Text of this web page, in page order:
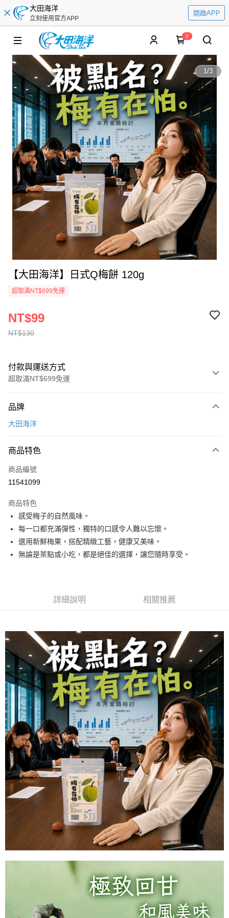
大田海洋
立刻使用官方APP
開啟APP
0
1/3
【大田海洋】日式Q梅餅 120g
超取滿NT$699免運
NT$130
NT$99
付款與運送方式
超取滿NT$699免運
信用卡一次付款
LINE Pay
Apple Pay
悠遊付
全盈+PAY
AFTEE先享後付
相關說明
１．簡單：不需註冊會員、不需綁卡、不需儲值。
【「AFTEE先享後付」結帳流程】
１．於結帳方式選擇「AFTEE先享後付」後，將跳轉至「AFTEE先享後付」
結帳頁面，進行簡訊認證並確認金額後，即可完成結帳。
２．訂單成立數日內，您將收到繳費通知簡訊。
３．收到繳費通知簡訊後14天內，點擊此簡訊中的連結，可透過四大超商／
ATM／網路銀行／等多元方式進行付款，方視為交易完成。
※ 請注意：結帳手續完成當下不需立刻繳費，但若您需要取消訂單，請聯絡
購買商品的店家。未經商家同意取消之訂單仍視為有效，需透過AFTEE先享
後付繳納相關費用。
※ 交易是否成功請以「AFTEE先享後付 」之結帳頁面顯示為準，若有關於
是否繳費成功／繳費後需取消欲退款等相關疑問，請聯繫「AFTEE先享後付
客戶支援中心」https://netprotections.freshdesk.com/support/home
【注意事項】
１．透過由恩沛科技股份有限公司提供之「AFTEE先享後付」服務完成之交
易，需依本服務之必要範圍內提供個人資料，並將交易相關給付款項請求債
權轉讓予恩沛科技股份有限公司。
２．關於個人資料處理事宜，請瀏覽以下網址：
https://aftee.tw/terms/#terms3
３．未成年的使用者請事先徵得法定代理人或監護人之同意方可使用
「AFTEE先享後付」，若未經同意申辦者引起之損失，本公司不負相關責
４．使用「AFTEE先享後付」時，將依據個別帳號之用戶狀況，依本公司即
時審查核予不同之上限額度；若仍有額度不足之情形，本公司將視審查結果
５．嚴禁一人註冊多個帳號或使用他人資訊註冊。若發現惡意使用之情形，
恩沛科技股份有限公司將有權停止該用戶之使用額度並採取法律行動。
每筆NT$60，滿NT$699(含以上)免運費
付款後全家取貨
每筆NT$60，滿NT$699(含以上)免運費
7-11取貨付款
每筆NT$60，滿NT$699(含以上)免運費
付款後7-11取貨
每筆NT$60，滿NT$699(含以上)免運費
宅配
每筆NT$150，滿NT$1,200(含以上)免運費
品牌
大田海洋
商品特色
商品編號
11541099
商品特色
感受梅子的自然風味。
每一口都充滿彈性，獨特的口感令人難以忘懷。
選用新鮮梅果，搭配精緻工藝，健康又美味。
無論是茶點或小吃，都是絕佳的選擇，讓您隨時享受。
詳細說明 相關推薦